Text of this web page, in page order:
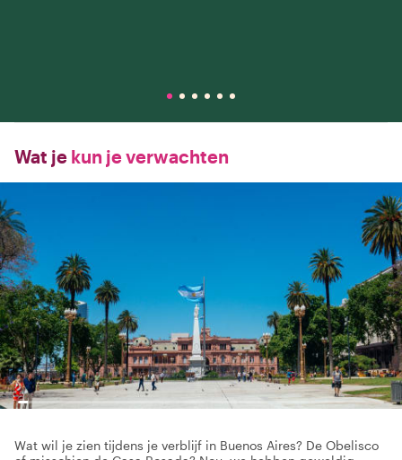
Wat je kun je verwachten
Wat wil je zien tijdens je verblijf in Buenos Aires? De Obelisco